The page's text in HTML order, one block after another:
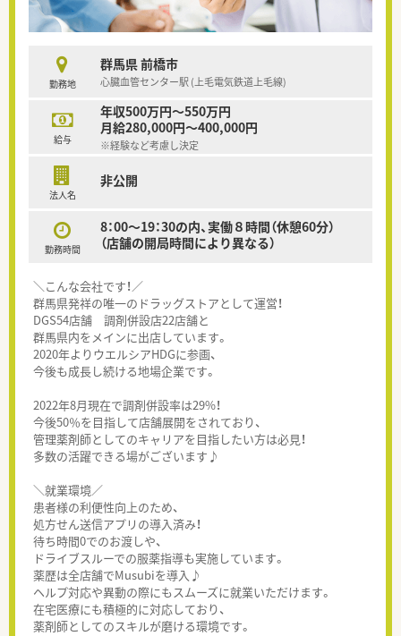
勤務地
群馬県 前橋市
心臓血管センター駅 (上毛電気鉄道上毛線)
給与
年収500万円～550万円
月給280,000円～400,000円
※経験など考慮し決定
法人名
非公開
勤務時間
8：00～19：30の内、実働８時間（休憩60分）
（店舗の開局時間により異なる）
＼こんな会社です！／
群馬県発祥の唯一のドラッグストアとして運営！
DGS54店舗 調剤併設店22店舗と
群馬県内をメインに出店しています。
2020年よりウエルシアHDGに参画、
今後も成長し続ける地場企業です。
2022年8月現在で調剤併設率は29%！
今後50％を目指して店舗展開をされており、
管理薬剤師としてのキャリアを目指したい方は必見！
多数の活躍できる場がございます♪
＼就業環境／
患者様の利便性向上のため、
処方せん送信アプリの導入済み！
待ち時間0でのお渡しや、
ドライブスルーでの服薬指導も実施しています。
薬歴は全店舗でMusubiを導入♪
ヘルプ対応や異動の際にもスムーズに就業いただけます。
在宅医療にも積極的に対応しており、
薬剤師としてのスキルが磨ける環境です。